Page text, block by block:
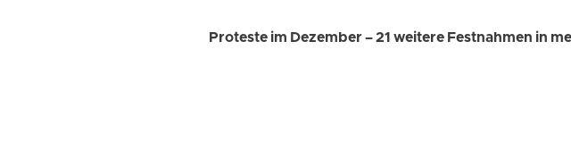
Proteste im Dezember – 21 weitere Festnahmen in